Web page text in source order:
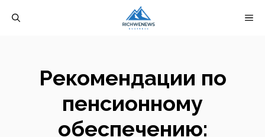
Рекомендации по
пенсионному
обеспечению: